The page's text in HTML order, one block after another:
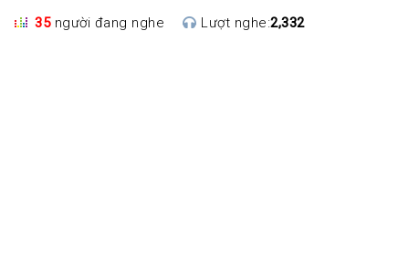
35người đang nghe Lượt nghe:2,332